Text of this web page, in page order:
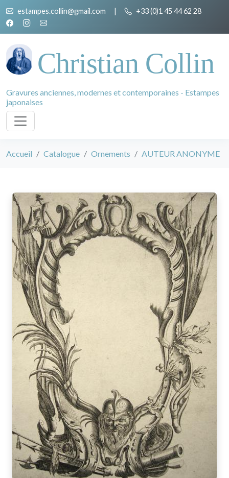
estampes.collin@gmail.com | +33 (0)1 45 44 62 28
Christian Collin
Gravures anciennes, modernes et contemporaines - Estampes
japonaises
Accueil Catalogue Ornements AUTEUR ANONYME